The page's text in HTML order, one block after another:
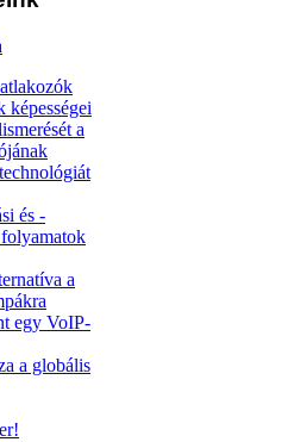
képességei
a
és -
a
egy VoIP-
a globális